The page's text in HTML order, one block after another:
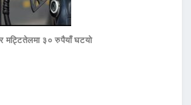
मट्टितेलमा ३० रुपैयाँ घटयो